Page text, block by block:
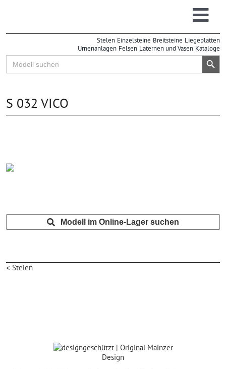
Stelen Einzelsteine Breitsteine Liegeplatten
Urnenanlagen Felsen Laternen und Vasen Kataloge
Search
for:
Search Button
S 032 VICO
Modell im Online-Lager suchen
< Stelen